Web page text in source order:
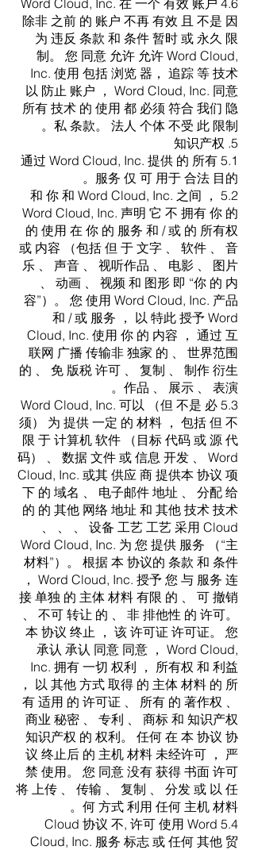
4.6 Word Cloud, Inc. 在 一个 有效 账户
除非 之前 的 账户 不再 有效 且 不是 因
为 违反 条款 和 条件 暂时 或 永久 限
制。 您 同意 允许 允许 Word Cloud,
Inc. 使用 包括 浏览 器， 追踪 等 技术
以 防止 账户 ， Word Cloud, Inc. 同意
所有 技术 的 使用 都 必须 符合 我们 隐
私 条款。 法人 个体 不受 此 限制。
5. 知识产权
5.1 通过 Word Cloud, Inc. 提供 的 所有
服务 仅 可 用于 合法 目的。
5.2 和 你 和 Word Cloud, Inc. 之间 ，
Word Cloud, Inc. 声明 它 不 拥有 你 的
的 使用 在 你 的 服务 和 / 或 的 所有权
或 内容 （包括 但 于 文字 、 软件 、 音
乐 、 声音 、 视听作品 、 电影 、 图片
、 动画 、 视频 和 图形 即 “你 的 内
容”）。 您 使用 Word Cloud, Inc. 产品
和 / 或 服务 ， 以 特此 授予 Word
Cloud, Inc. 使用 你 的 内容 ， 通过 互
联网 广播 传输非 独家 的 、 世界范围
的 、 免 版税 许可 、 复制 、 制作 衍生
作品 、 展示 、 表演。
5.3 Word Cloud, Inc. 可以 （但 不是 必
须） 为 提供 一定 的 材料 ， 包括 但 不
限 于 计算机 软件 （目标 代码 或 源 代
码） 、 数据 文件 或 信息 开发 、 Word
Cloud, Inc. 或其 供应 商 提供本 协议 项
下 的 域名 、 电子邮件 地址 、 分配 给
的 的 其他 网络 地址 和 其他 技术 技术
、 、 、 设备 工艺 工艺 采用 Cloud
Word Cloud, Inc. 为 您 提供 服务 （“主
材料”）。 根据 本 协议的 条款 和 条件
， Word Cloud, Inc. 授予 您 与 服务 连
接 单独 的 主体 材料 有限 的 、 可 撤销
、 不可 转让 的 、 非 排他性 的 许可。
本 协议 终止 ， 该 许可证 许可证。 您
承认 承认 同意 同意 ， Word Cloud,
Inc. 拥有 一切 权利 ， 所有权 和 利益
， 以 其他 方式 取得 的 主体 材料 的 所
有 适用 的 许可证 、 所有 的 著作权 、
商业 秘密 、 专利 、 商标 和 知识产权
知识产权 的 权利。 任何 在 本 协议 协
议 终止后 的 主机 材料 未经许可 ， 严
禁 使用。 您 同意 没有 获得 书面 许可
将 上传 、 传输 、 复制 、 分发 或 以 任
何 方式 利用 任何 主机 材料。
5.4 Cloud 协议 不, 许可 使用 Word
Cloud, Inc. 服务 标志 或 任何 其他 贸